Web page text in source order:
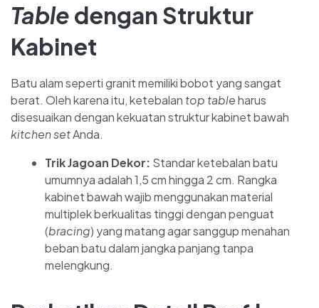
Table dengan Struktur
Kabinet
Batu alam seperti granit memiliki bobot yang sangat
berat. Oleh karena itu, ketebalan top tableharus
disesuaikan dengan kekuatan struktur kabinet bawah
kitchen setAnda.
Trik Jagoan Dekor: Standar ketebalan batu
umumnya adalah 1,5 cm hingga 2 cm. Rangka
kabinet bawah wajib menggunakan material
multiplek berkualitas tinggi dengan penguat
(bracing) yang matang agar sanggup menahan
beban batu dalam jangka panjang tanpa
melengkung.